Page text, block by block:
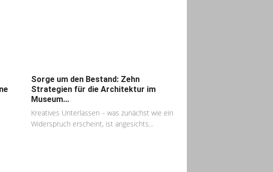
Sorge um den Bestand: Zehn
Strategien für die Architektur im
Museum...
Kreatives Unterlassen – was zunächst wie ein
Widerspruch erscheint, ist angesichts...